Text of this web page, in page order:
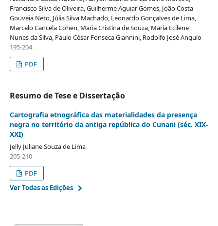
Francisco Silva de Oliveira, Guilherme Aguiar Gomes, João Costa
Gouveia Neto, Júlia Silva Machado, Leonardo Gonçalves de Lima,
Marcelo Cancela Cohen, Maria Cristina de Souza, Maria Ecilene
Nunes da Silva, Paulo César Fonseca Giannini, Rodolfo José Angulo
195-204
PDF
Resumo de Tese e Dissertação
Cartografia etnográfica das materialidades da presença
negra no território da antiga república do Cunani (séc. XIX-
XXI)
Jelly Juliane Souza de Lima
205-210
PDF
Ver Todas as Edições